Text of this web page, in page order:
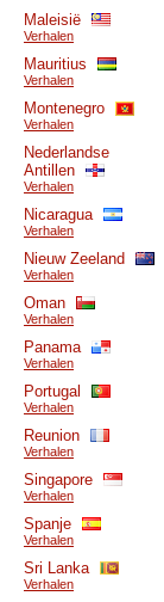
Maleisië
Verhalen
Mauritius
Verhalen
Montenegro
Verhalen
Nederlandse
Antillen
Verhalen
Nicaragua
Verhalen
Nieuw Zeeland
Verhalen
Oman
Verhalen
Panama
Verhalen
Portugal
Verhalen
Reunion
Verhalen
Singapore
Verhalen
Spanje
Verhalen
Sri Lanka
Verhalen